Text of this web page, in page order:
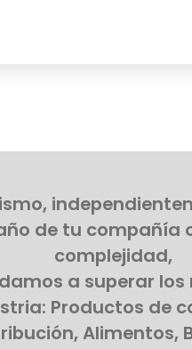
de tu compañía
complejidad,
a superar los
Productos de
Alimentos,